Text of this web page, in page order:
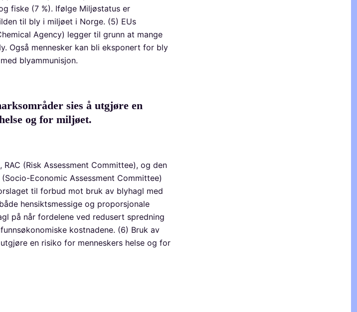
fiske (7 %). Ifølge Miljøstatus er
til bly i miljøet i Norge. (5) EUs
Agency) legger til grunn at mange
Også mennesker kan bli eksponert for bly
blyammunisjon.
sies å utgjøre en
og for miljøet.
(Risk Assessment Committee), og den
Economic Assessment Committee)
til forbud mot bruk av blyhagl med
hensiktsmessige og proporsjonale
på når fordelene ved redusert spredning
kostnadene. (6) Bruk av
en risiko for menneskers helse og for